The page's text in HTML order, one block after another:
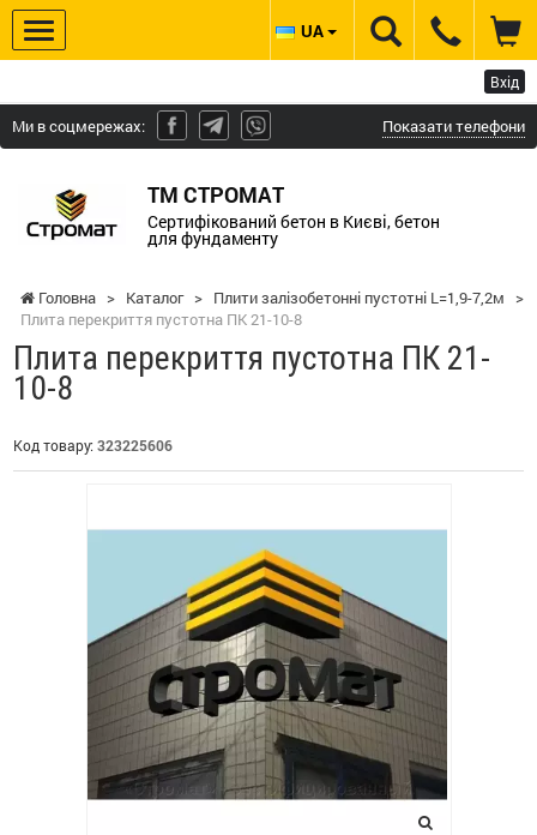
Вхід
Ми в соцмережах: Показати телефони
ТМ СТРОМАТ
Сертифікований бетон в Києві, бетон
для фундаменту
UA
Головна > Каталог > Плити залізобетонні пустотні L=1,9-7,2м
>
Плита перекриття пустотна ПК 21-10-8
Плита перекриття пустотна ПК 21-
10-8
Код товару: 323225606